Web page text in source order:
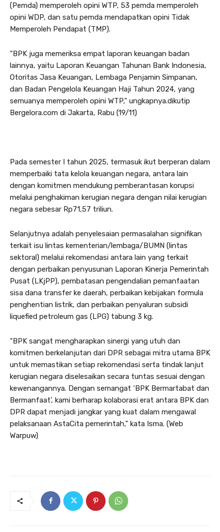
(Pemda) memperoleh opini WTP, 53 pemda memperoleh
opini WDP, dan satu pemda mendapatkan opini Tidak
Memperoleh Pendapat (TMP).
“BPK juga memeriksa empat laporan keuangan badan
lainnya, yaitu Laporan Keuangan Tahunan Bank Indonesia,
Otoritas Jasa Keuangan, Lembaga Penjamin Simpanan,
dan Badan Pengelola Keuangan Haji Tahun 2024, yang
semuanya memperoleh opini WTP,” ungkapnya.dikutip
Bergelora.com di Jakarta, Rabu (19/11)
Pada semester I tahun 2025, termasuk ikut berperan dalam
memperbaiki tata kelola keuangan negara, antara lain
dengan komitmen mendukung pemberantasan korupsi
melalui penghakiman kerugian negara dengan nilai kerugian
negara sebesar Rp71,57 triliun.
Selanjutnya adalah penyelesaian permasalahan signifikan
terkait isu lintas kementerian/lembaga/BUMN (lintas
sektoral) melalui rekomendasi antara lain yang terkait
dengan perbaikan penyusunan Laporan Kinerja Pemerintah
Pusat (LKjPP), pembatasan pengendalian pemanfaatan
sisa dana transfer ke daerah, perbaikan kebijakan formula
penghentian listrik, dan perbaikan penyaluran subsidi
liquefied petroleum gas (LPG) tabung 3 kg.
“BPK sangat mengharapkan sinergi yang utuh dan
komitmen berkelanjutan dari DPR sebagai mitra utama BPK
untuk memastikan setiap rekomendasi serta tindak lanjut
kerugian negara diselesaikan secara tuntas sesuai dengan
kewenangannya. Dengan semangat ‘BPK Bermartabat dan
Bermanfaat’, kami berharap kolaborasi erat antara BPK dan
DPR dapat menjadi jangkar yang kuat dalam mengawal
pelaksanaan AstaCita pemerintah,” kata Isma. (Web
Warpuw)